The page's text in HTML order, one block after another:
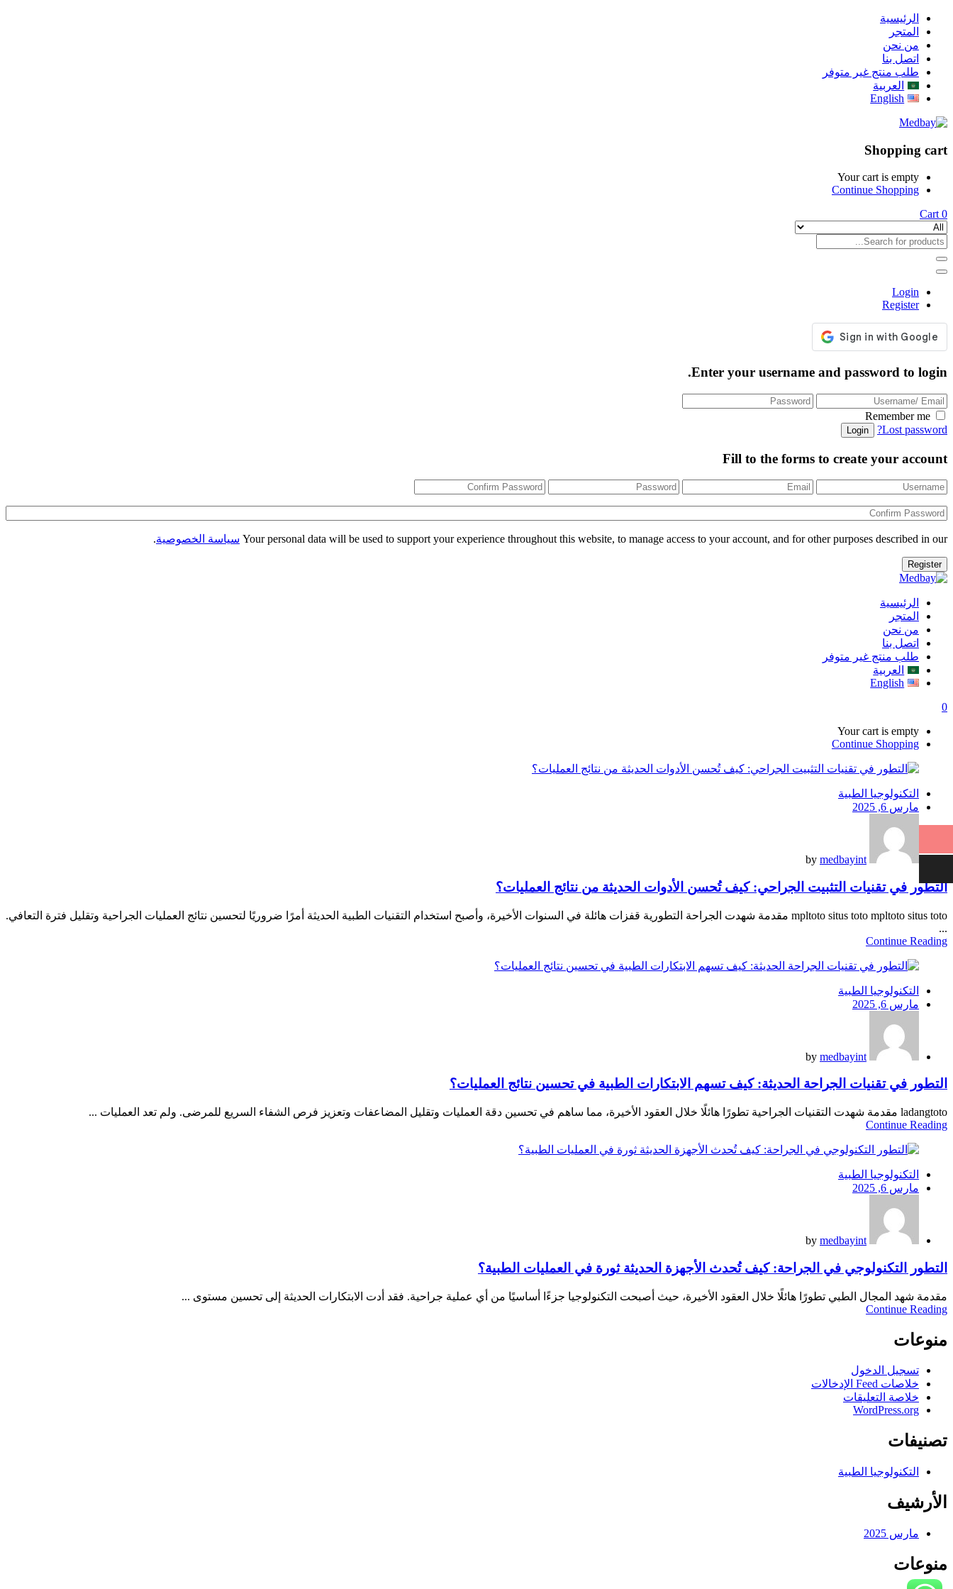
الرئيسية
المتجر
من نحن
اتصل بنا
طلب منتج غير متوفر
العربية
English
Shopping cart
Your cart is empty
Continue Shopping
0
Cart
Login
Register
Enter your username and password to login.
Remember me
Lost password?
Fill to the forms to create your account
Your personal data will be used to support your experience throughout this website, to manage access to your account, and for other purposes described in our سياسة الخصوصية.
الرئيسية
المتجر
من نحن
اتصل بنا
طلب منتج غير متوفر
العربية
English
0
Your cart is empty
Continue Shopping
التكنولوجيا الطبية
Posted
مارس 6, 2025
by medbayint
التطور في تقنيات التثبيت الجراحي: كيف تُحسن الأدوات الحديثة من نتائج العمليات؟
mpltoto situs toto mpltoto situs toto مقدمة شهدت الجراحة التطورية قفزات هائلة في السنوات الأخيرة، وأصبح استخدام التقنيات الطبية الحديثة أمرًا ضروريًا لتحسين نتائج العمليات الجراحية وتقليل فترة التعافي.
...
Continue Reading
التكنولوجيا الطبية
Posted
مارس 6, 2025
by medbayint
التطور في تقنيات الجراحة الحديثة: كيف تسهم الابتكارات الطبية في تحسين نتائج العمليات؟
ladangtoto مقدمة شهدت التقنيات الجراحية تطورًا هائلًا خلال العقود الأخيرة، مما ساهم في تحسين دقة العمليات وتقليل المضاعفات وتعزيز فرص الشفاء السريع للمرضى. ولم تعد العمليات ...
Continue Reading
التكنولوجيا الطبية
Posted
مارس 6, 2025
by medbayint
التطور التكنولوجي في الجراحة: كيف تُحدث الأجهزة الحديثة ثورة في العمليات الطبية؟
مقدمة شهد المجال الطبي تطورًا هائلًا خلال العقود الأخيرة، حيث أصبحت التكنولوجيا جزءًا أساسيًا من أي عملية جراحية. فقد أدت الابتكارات الحديثة إلى تحسين مستوى ...
Continue Reading
منوعات
تسجيل الدخول
خلاصات Feed الإدخالات
خلاصة التعليقات
WordPress.org
تصنيفات
التكنولوجيا الطبية
الأرشيف
مارس 2025
منوعات